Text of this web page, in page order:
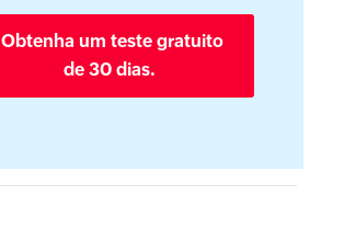
Obtenha um teste gratuito
de 30 dias.